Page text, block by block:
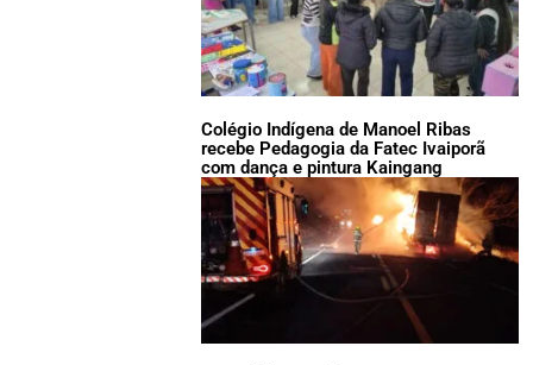
Colégio Indígena de Manoel Ribas
recebe Pedagogia da Fatec Ivaiporã
com dança e pintura Kaingang